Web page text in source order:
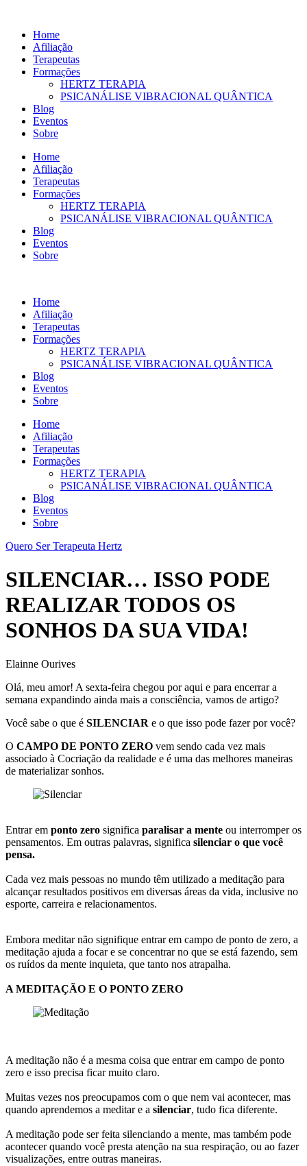
conteúdo
Home
Afiliação
Terapeutas
Formações
HERTZ TERAPIA
PSICANÁLISE VIBRACIONAL QUÂNTICA
Blog
Eventos
Sobre
Home
Afiliação
Terapeutas
Formações
HERTZ TERAPIA
PSICANÁLISE VIBRACIONAL QUÂNTICA
Blog
Eventos
Sobre
Home
Afiliação
Terapeutas
Formações
HERTZ TERAPIA
PSICANÁLISE VIBRACIONAL QUÂNTICA
Blog
Eventos
Sobre
Home
Afiliação
Terapeutas
Formações
HERTZ TERAPIA
PSICANÁLISE VIBRACIONAL QUÂNTICA
Blog
Eventos
Sobre
Quero Ser Terapeuta Hertz
SILENCIAR… ISSO PODE
REALIZAR TODOS OS
SONHOS DA SUA VIDA!
Elainne Ourives
Olá, meu amor! A sexta-feira chegou por aqui e para encerrar a
semana expandindo ainda mais a consciência, vamos de artigo?
Você sabe o que é SILENCIAR e o que isso pode fazer por você?
O CAMPO DE PONTO ZERO vem sendo cada vez mais
associado à Cocriação da realidade e é uma das melhores maneiras
de materializar sonhos.
Entrar em ponto zero significa paralisar a mente ou interromper os
pensamentos. Em outras palavras, significa silenciar o que você
pensa.
Cada vez mais pessoas no mundo têm utilizado a meditação para
alcançar resultados positivos em diversas áreas da vida, inclusive no
esporte, carreira e relacionamentos.
Embora meditar não signifique entrar em campo de ponto de zero, a
meditação ajuda a focar e se concentrar no que se está fazendo, sem
os ruídos da mente inquieta, que tanto nos atrapalha.
A MEDITAÇÃO E O PONTO ZERO
A meditação não é a mesma coisa que entrar em campo de ponto
zero e isso precisa ficar muito claro.
Muitas vezes nos preocupamos com o que nem vai acontecer, mas
quando aprendemos a meditar e a silenciar, tudo fica diferente.
A meditação pode ser feita silenciando a mente, mas também pode
acontecer quando você presta atenção na sua respiração, ou ao fazer
visualizações, entre outras maneiras.